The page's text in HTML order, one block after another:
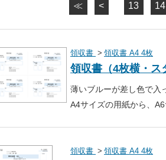
≪ < 13 14
領収書 領収書 A4 4枚
領収書（4枚横・ス
薄いブルーが差し色で入
A4サイズの用紙から、
領収書 領収書 A4 4枚